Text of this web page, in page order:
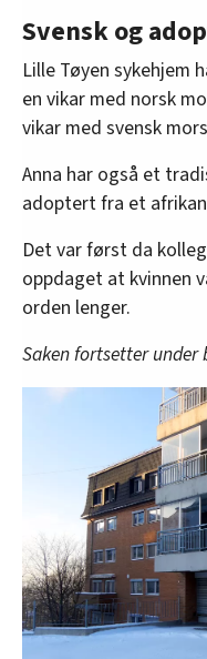
Svensk og
Lille Tøyen sykehjem
en vikar med norsk
vikar med svensk
Anna har også et
adoptert fra et
Det var først da
oppdaget at kvinnen
orden lenger.
Saken fortsetter under